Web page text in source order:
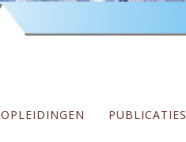
OPLEIDINGEN PUBLICATIES